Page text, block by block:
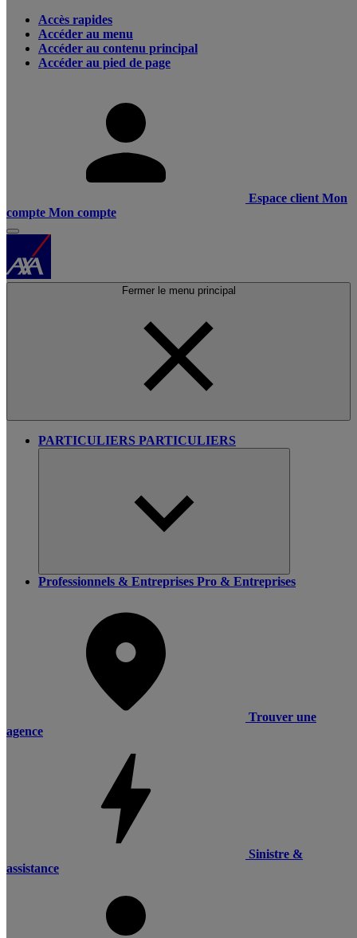
Accès rapides
Accéder au menu
Accéder au contenu principal
Accéder au pied de page
Espace client Mon
compte Mon compte
Fermer le menu principal
PARTICULIERS PARTICULIERS
Professionnels & Entreprises Pro & Entreprises
Trouver une
agence
Sinistre &
assistance